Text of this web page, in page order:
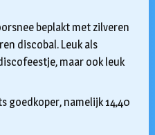
beplakt met zilveren
discobal. Leuk als
maar ook leuk
goedkoper, namelijk 14,40